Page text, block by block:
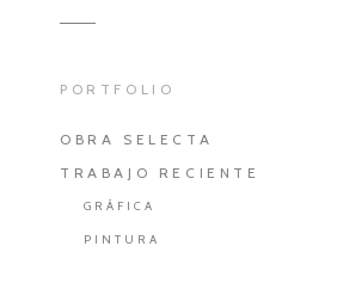
PORTFOLIO
OBRA SELECTA
TRABAJO RECIENTE
GRÁFICA
PINTURA